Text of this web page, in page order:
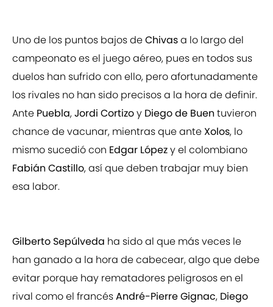
Uno de los puntos bajos deChivasa lo largo del
campeonato es el juego aéreo, pues en todos sus
duelos han sufrido con ello, pero afortunadamente
los rivales no han sido precisos a la hora de definir.
Ante Puebla,Jordi Cortizoy Diego de Buen tuvieron
chance de vacunar, mientras que ante Xolos, lo
mismo sucedió con Edgar Lópezy el colombiano
Fabián Castillo, así que deben trabajar muy bien
esa labor.
Gilberto Sepúlveda ha sido al que más veces le
han ganado a la hora de cabecear, algo que debe
evitar porque hay rematadores peligrosos en el
rival como el francésAndré-Pierre Gignac, Diego